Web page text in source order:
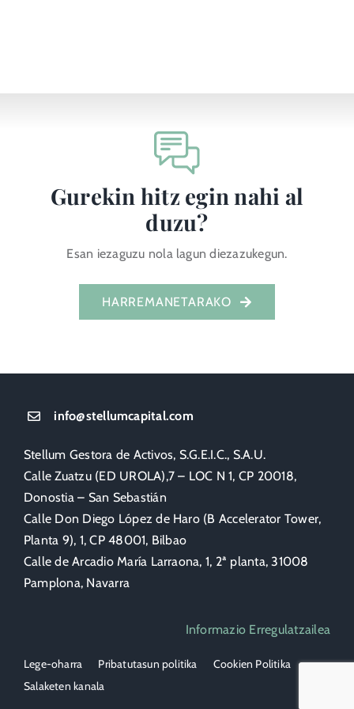
Gurekin hitz egin nahi al
duzu?
Esan iezaguzu nola lagun diezazukegun.
HARREMANETARAKO
info@stellumcapital.com
Stellum Gestora de Activos, S.G.E.I.C., S.A.U.
Calle Zuatzu (ED UROLA),7 – LOC N 1, CP 20018,
Donostia – San Sebastián
Calle Don Diego López de Haro (B Accelerator Tower,
Planta 9), 1, CP 48001, Bilbao
Calle de Arcadio María Larraona, 1, 2ª planta, 31008
Pamplona, Navarra
Informazio Erregulatzailea
Lege-oharra Pribatutasun politika
Cookien Politika
Salaketen kanala